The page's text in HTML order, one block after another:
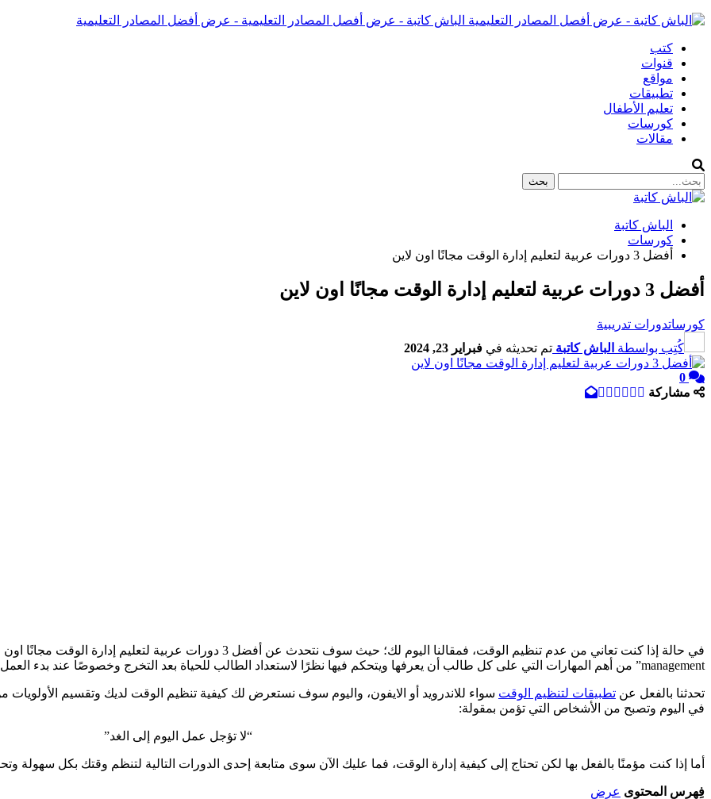
الباش كاتبة - عرض أفصل المصادر التعليمية - عرض أفضل المصادر التعليمية
كتب
قنوات
مواقع
تطبيقات
تعليم الأطفال
كورسات
مقالات
الباش كاتبة
كورسات
أفضل 3 دورات عربية لتعليم إدارة الوقت مجانًا اون لاين
أفضل 3 دورات عربية لتعليم إدارة الوقت مجانًا اون لاين
كورساتدورات تدريبية
كُتِب بواسطة الباش كاتبة تم تحديثه في فبراير 23, 2024
0
مشاركة
management” من أهم المهارات التي على كل طالب أن يعرفها ويتحكم فيها نظرًا لاستعداد الطالب للحياة بعد التخرج وخصوصًا عند بدء العمل في إحدى الشركات.
تحدثنا بالفعل عن تطبيقات لتنظيم الوقت سواء للاندرويد أو الايفون، واليوم سوف نستعرض لك كيفية تنظيم الوقت لديك وتقسيم
في اليوم وتصبح من الأشخاص التي تؤمن بمقولة:
“لا تؤجل عمل اليوم إلى الغد”
أما إذا كنت مؤمنًا بالفعل بها لكن تحتاج إلى كيفية إدارة الوقت، فما عليك الآن سوى متابعة إحدى الدورات التالية لتنظم وقتك بكل
فِهرس المحتوى عرض